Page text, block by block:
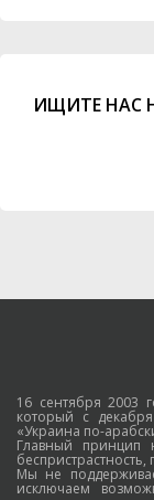
ИЩИТЕ НАС
16 сентября 2003
который с
«Украина по-
Главный принцип
Мы не
исключаем